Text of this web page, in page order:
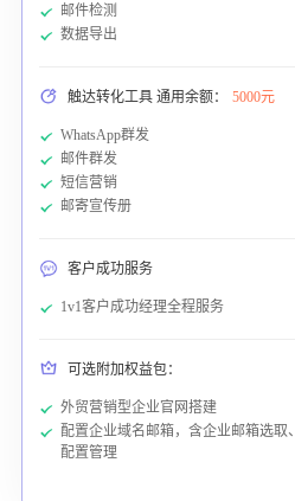
邮件检测
数据导出
触达转化工具 通用余额： 5000元
WhatsApp群发
邮件群发
短信营销
邮寄宣传册
客户成功服务
1v1客户成功经理全程服务
可选附加权益包：
外贸营销型企业官网搭建
配置企业域名邮箱，含企业邮箱选取、
配置管理